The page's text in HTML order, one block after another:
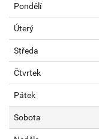
Pondělí
Úterý
Středa
Čtvrtek
Pátek
Sobota